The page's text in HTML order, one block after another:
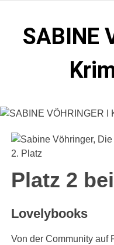
springenSABINE
Vordergrund steht.
Platz 2
Lovelybooks
Von der Community auf